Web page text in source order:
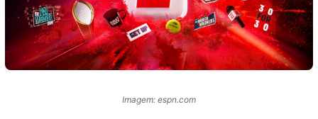
Imagem: espn.com